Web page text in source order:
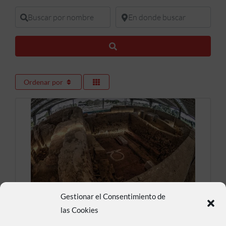
Gestionar el Consentimiento de
las Cookies
Buscar por nombre En donde buscar
Ordenar por
Cancho Roano